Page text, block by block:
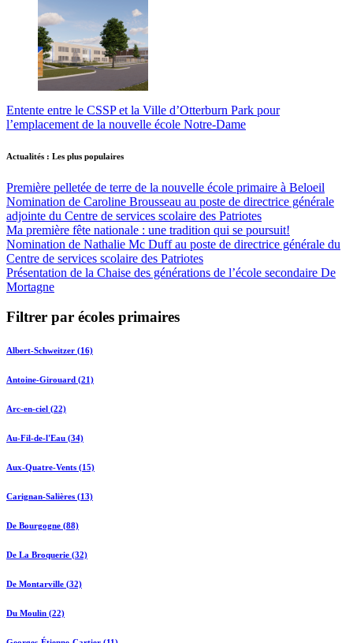
Entente entre le CSSP et la Ville d’Otterburn Park pour
l’emplacement de la nouvelle école Notre-Dame
Actualités : Les plus populaires
Première pelletée de terre de la nouvelle école primaire à Beloeil
Nomination de Caroline Brousseau au poste de directrice générale
adjointe du Centre de services scolaire des Patriotes
Ma première fête nationale : une tradition qui se poursuit!
Nomination de Nathalie Mc Duff au poste de directrice générale du
Centre de services scolaire des Patriotes
Présentation de la Chaise des générations de l’école secondaire De
Mortagne
Filtrer par écoles primaires
Albert-Schweitzer (16)
Antoine-Girouard (21)
Arc-en-ciel (22)
Au-Fil-de-l'Eau (34)
Aux-Quatre-Vents (15)
Carignan-Salières (13)
De Bourgogne (88)
De La Broquerie (32)
De Montarville (32)
Du Moulin (22)